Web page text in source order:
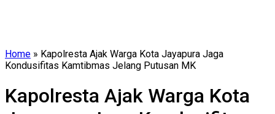
Home » Kapolresta Ajak Warga Kota Jayapura Jaga
Kondusifitas Kamtibmas Jelang Putusan MK
Kapolresta Ajak Warga Kota